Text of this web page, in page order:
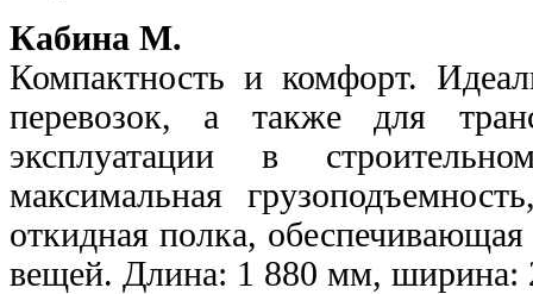
Кабина М.
Компактность и комфорт.
перевозок, а также для
эксплуатации в
максимальная
откидная полка,
вещей. Длина: 1 880 мм, ширина: